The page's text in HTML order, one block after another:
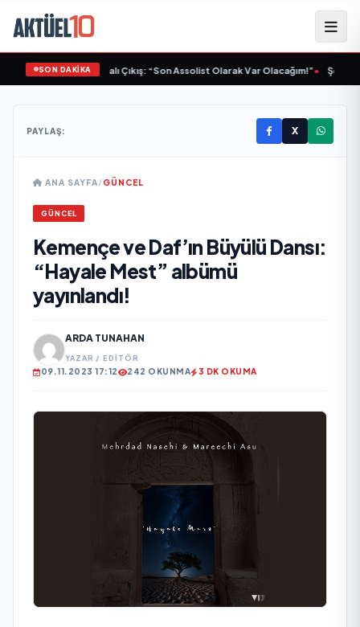
SON DAKİKAİddialı Çıkış: “Son Assolist Olarak Var Olacağım!”• Şennur
PAYLAŞ: X
ANA SAYFA/GÜNCEL
GÜNCEL
Kemençe ve Daf’ın Büyülü Dansı:
“Hayale Mest” albümü
yayınlandı!
ARDA TUNAHAN
YAZAR / EDITÖR
09.11.2023 17:12 242 OKUNMA 3 DK OKUMA